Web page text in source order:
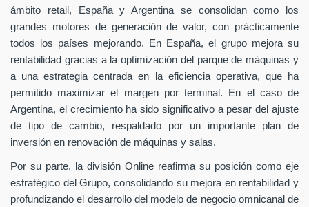
ámbito retail, España y Argentina se consolidan como los
grandes motores de generación de valor, con prácticamente
todos los países mejorando. En España, el grupo mejora su
rentabilidad gracias a la optimización del parque de máquinas y
a una estrategia centrada en la eficiencia operativa, que ha
permitido maximizar el margen por terminal. En el caso de
Argentina, el crecimiento ha sido significativo a pesar del ajuste
de tipo de cambio, respaldado por un importante plan de
inversión en renovación de máquinas y salas.
Por su parte, la división Online reafirma su posición como eje
estratégico del Grupo, consolidando su mejora en rentabilidad y
profundizando el desarrollo del modelo de negocio omnicanal de